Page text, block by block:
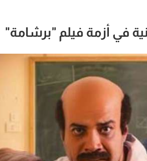
في أزمة فيلم "برشامة"